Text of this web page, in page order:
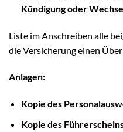
Kündigung oder
Liste im Anschreiben alle
die Versicherung einen
Anlagen:
Kopie des
Kopie des